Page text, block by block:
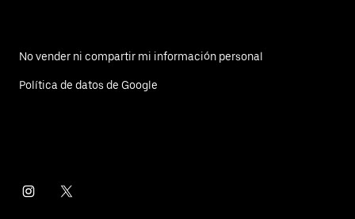
No vender ni compartir mi información personal
Política de datos de Google